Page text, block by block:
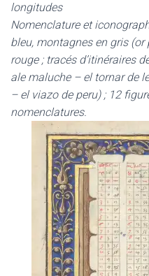
longitudes
Nomenclature et
bleu, montagnes en gris (or
rouge ; tracés d’itinéraires
ale maluche – el tornar de
– el viazo de peru) ; 12
nomenclatures.